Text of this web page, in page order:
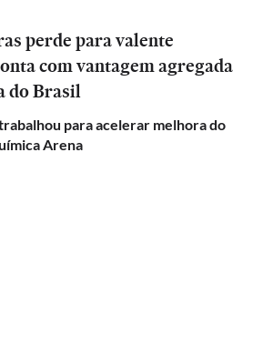
perde para valente
com vantagem agregada
do Brasil
para acelerar melhora do
Arena